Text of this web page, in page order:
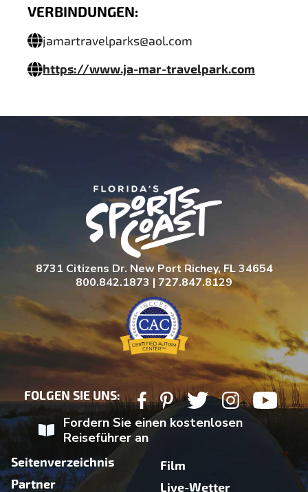
VERBINDUNGEN:
jamartravelparks@aol.com
https://www.ja-mar-travelpark.com
8731 Citizens Dr. New Port Richey, FL 34654
800.842.1873 | 727.847.8129
FOLGEN SIE UNS:
Fordern Sie einen kostenlosen
Reiseführer an
Seitenverzeichnis
Partner
Film
Live-Wetter